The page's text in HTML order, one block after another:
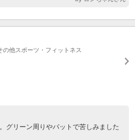
他スポーツ・フィットネス
グリーン周りやパットで苦しみました